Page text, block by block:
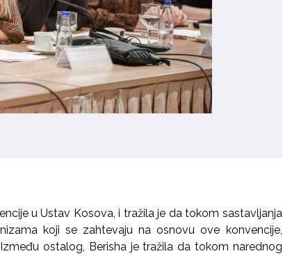
u Ustav Kosova, i tražila je da tokom sastavljanja
koji se zahtevaju na osnovu ove konvencije,
ostalog, Berisha je tražila da tokom narednog